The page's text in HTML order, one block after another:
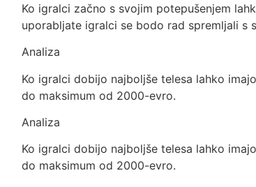
Ko igralci začno s svojim potepušenjem
uporabljate igralci se bodo rad spremljali s
Analiza
Ko igralci dobijo najboljše telesa lahko
do maksimum od 2000-evro.
Analiza
Ko igralci dobijo najboljše telesa lahko
do maksimum od 2000-evro.